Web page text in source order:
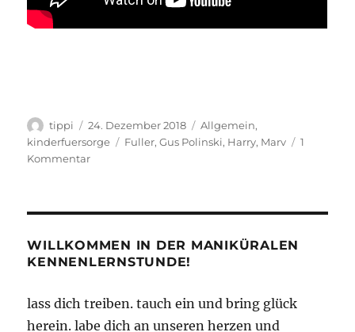
Autor
tippi
Veröffentlicht
am
24. Dezember 2018 Kategorien
Allgemein,
kinderfuersorge
Schlagwörter
Fuller,Gus Polinski, Harry, Marv
1
Kommentarzu
WILLKOMMEN IN DER MANIKÜRALEN
KENNENLERNSTUNDE!
lass dich treiben. tauch ein und bring glück
herein. labe dich an unseren herzen und